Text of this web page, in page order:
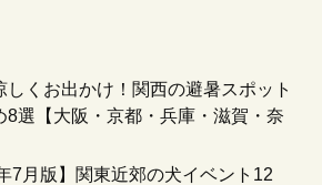
しくお出かけ！関西の避暑スポット
8選【大阪・京都・兵庫・滋賀・奈
7月版】関東近郊の犬イベント12